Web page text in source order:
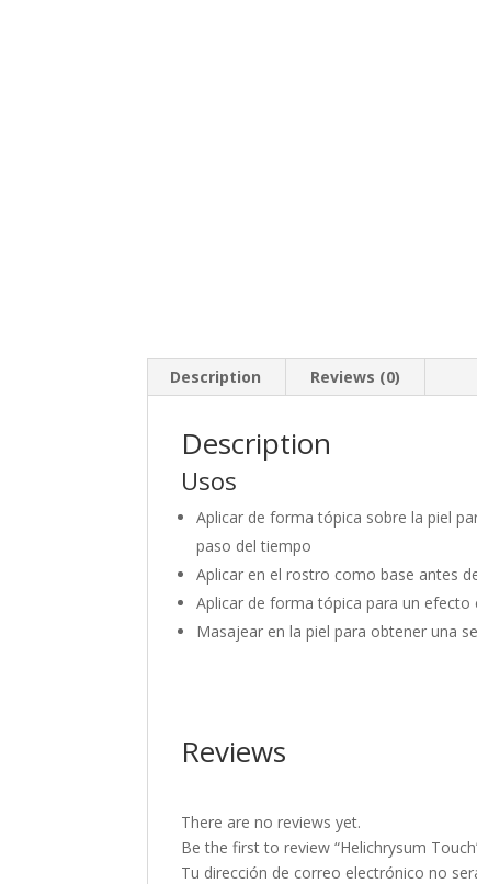
Description Reviews (0)
Description
Usos
Aplicar de forma tópica sobre la piel
paso del tiempo
Aplicar en el rostro como base antes
Aplicar de forma tópica para un efecto
Masajear en la piel para obtener una
Reviews
There are no reviews yet.
Be the first to review “Helichrysum
Tu dirección de correo electrónico no